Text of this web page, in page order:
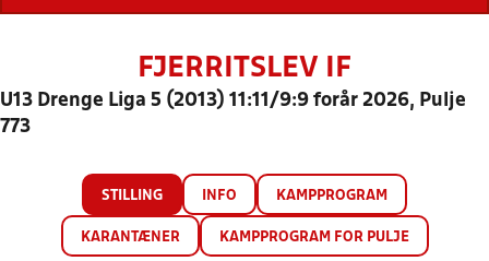
FJERRITSLEV IF
U13 Drenge Liga 5 (2013) 11:11/9:9 forår 2026, Pulje
773
STILLING INFO KAMPPROGRAM
KARANTÆNER KAMPPROGRAM FOR PULJE